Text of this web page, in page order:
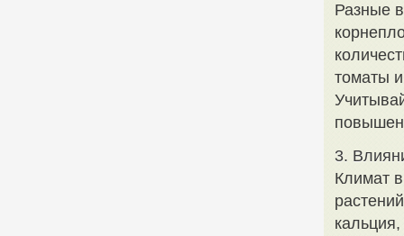
Разные
томаты
3.
Климат